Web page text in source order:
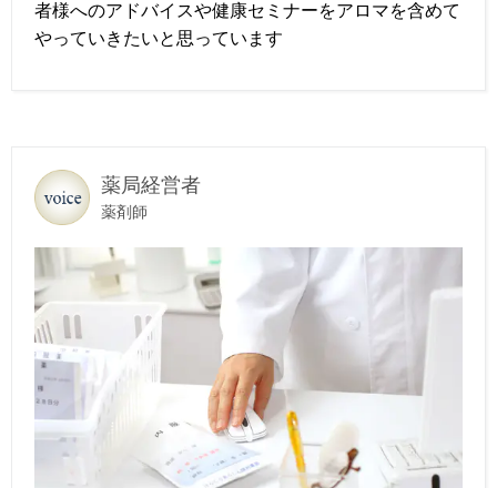
者様へのアドバイスや健康セミナーをアロマを含めて
やっていきたいと思っています
薬局経営者
薬剤師